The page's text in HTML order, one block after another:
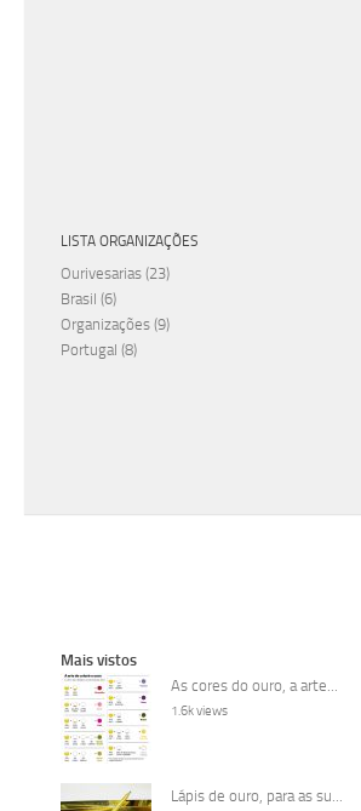
LISTA ORGANIZAÇÕES
Ourivesarias (23)
Brasil (6)
Organizações (9)
Portugal (8)
Mais vistos
As cores do ouro, a arte...
1.6k views
Lápis de ouro, para as su...